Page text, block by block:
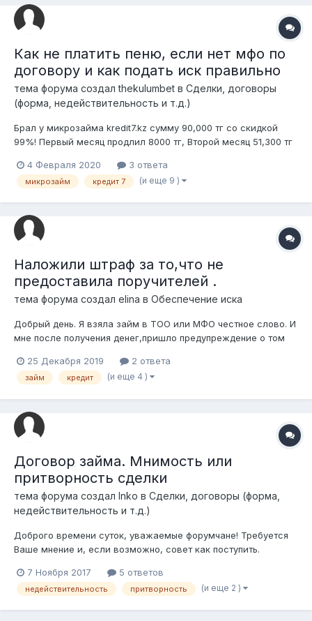
Как не платить пеню, если нет мфо по
договору и как подать иск правильно
тема форума создалthekulumbet в Сделки, договоры
(форма, недействительность и т.д.)
Брал у микрозайма kredit7.kz сумму 90,000 тг со скидкой
99%! Первый месяц продлил 8000 тг, Второй месяц 51,300 тг
иск в суд. Чтобы вернуть свой день за продление и вернуть
только основную сумму. Я смотрел они нету реестре
4 Февраля 2020 3 ответа
микрозайм кредит 7 (и еще 9 )
Наложили штраф за то,что не
предоставила поручителей .
тема форума создал elina в Обеспечение иска
Добрый день. Я взяла займ в ТОО или МФО честное слово. И
мне после получения денег,пришло предупреждение о том
поручителей. Я сразу же погасила займ , со всеми
комиссиями оплаты,хотя она ранее не была указана. Вместо
25 Декабря 2019 2 ответа
займ кредит (и еще 4 )
Договор займа. Мнимость или
притворность сделки
тема форума создал Inko в Сделки, договоры (форма,
недействительность и т.д.)
Доброго времени суток, уважаемые форумчане! Требуется
Ваше мнение и, если возможно, совет как поступить.
Периодически Серик дает Ержану наличные деньги для
деловых операций. В какой-то момент накопилась сумма 30
7 Ноября 2017 5 ответов
недействительность притворность (и еще 2 )